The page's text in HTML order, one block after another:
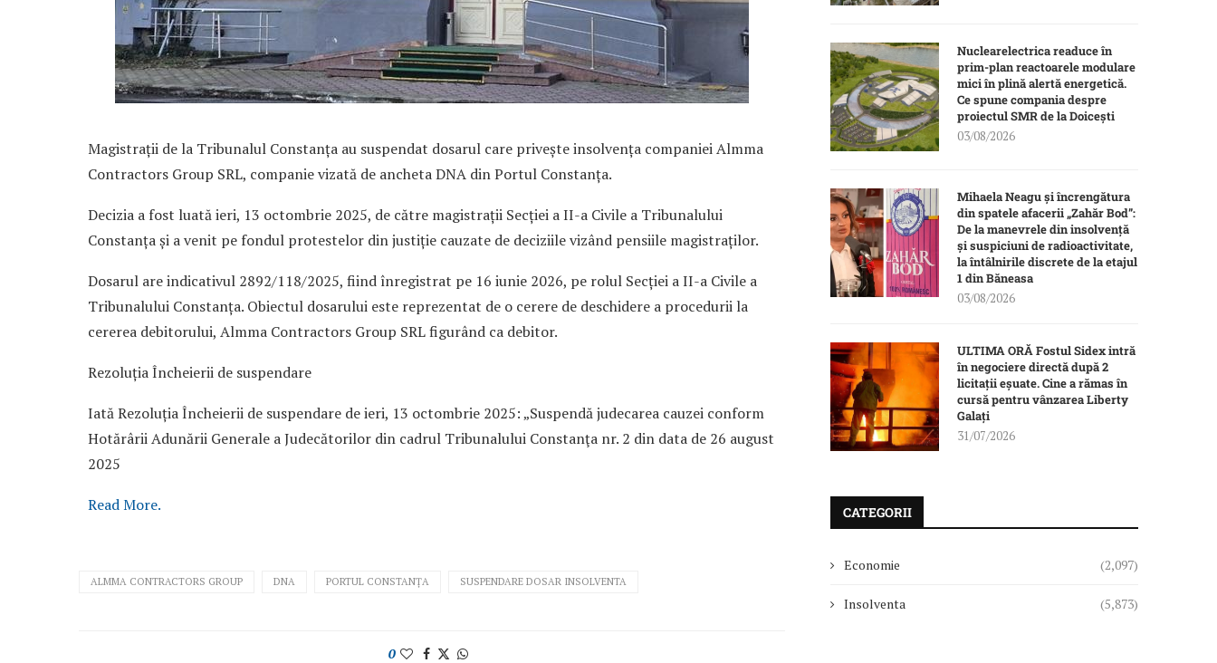
Magistrații de la Tribunalul Constanța au suspendat dosarul care privește insolvența companiei Almma
Contractors Group SRL, companie vizată de ancheta DNA din Portul Constanța.
Decizia a fost luată ieri, 13 octombrie 2025, de către magistrații Secției a II-a Civile a Tribunalului
Constanța și a venit pe fondul protestelor din justiție cauzate de deciziile vizând pensiile magistraților.
Dosarul are indicativul 2892/118/2025, fiind înregistrat pe 16 iunie 2026, pe rolul Secției a II-a Civile a
Tribunalului Constanța. Obiectul dosarului este reprezentat de o cerere de deschidere a procedurii la
cererea debitorului, Almma Contractors Group SRL figurând ca debitor.
Rezoluția Încheierii de suspendare
Iată Rezoluția Încheierii de suspendare de ieri, 13 octombrie 2025: „Suspendă judecarea cauzei conform
Hotărârii Adunării Generale a Judecătorilor din cadrul Tribunalului Constanţa nr. 2 din data de 26 august
2025
Read More.
ALMMA CONTRACTORS GROUP DNA PORTUL CONSTANȚA SUSPENDARE DOSAR INSOLVENTA
0
Nuclearelectrica readuce în
prim-plan reactoarele modulare
mici în plină alertă energetică.
Ce spune compania despre
proiectul SMR de la Doicești
03/08/2026
Mihaela Neagu și încrengătura
din spatele afacerii „Zahăr Bod”:
De la manevrele din insolvență
și suspiciuni de radioactivitate,
la întâlnirile discrete de la etajul
1 din Băneasa
03/08/2026
ULTIMA ORĂ Fostul Sidex intră
în negociere directă după 2
licitații eșuate. Cine a rămas în
cursă pentru vânzarea Liberty
Galați
31/07/2026
CATEGORII
Economie (2,097)
Insolventa (5,873)